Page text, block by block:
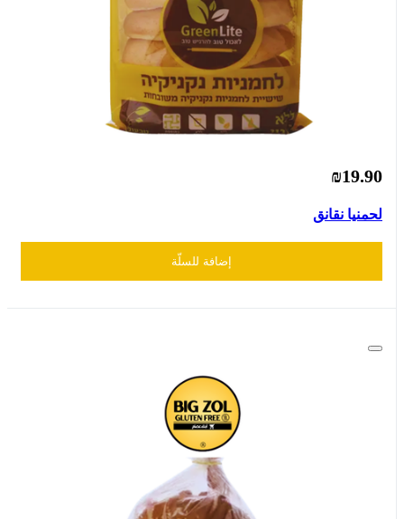
₪19.90
لحمنيا نقانق
إضافة للسلّة